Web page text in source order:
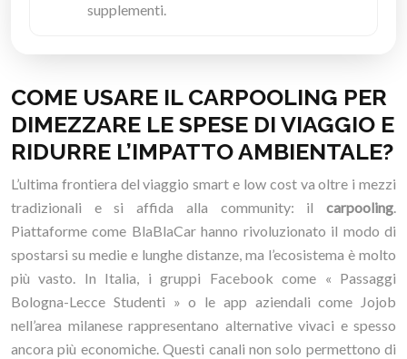
supplementi.
COME USARE IL CARPOOLING PER
DIMEZZARE LE SPESE DI VIAGGIO E
RIDURRE L’IMPATTO AMBIENTALE?
L’ultima frontiera del viaggio smart e low cost va oltre i mezzi
tradizionali e si affida alla community: il carpooling.
Piattaforme come BlaBlaCar hanno rivoluzionato il modo di
spostarsi su medie e lunghe distanze, ma l’ecosistema è molto
più vasto. In Italia, i gruppi Facebook come « Passaggi
Bologna-Lecce Studenti » o le app aziendali come Jojob
nell’area milanese rappresentano alternative vivaci e spesso
ancora più economiche. Questi canali non solo permettono di